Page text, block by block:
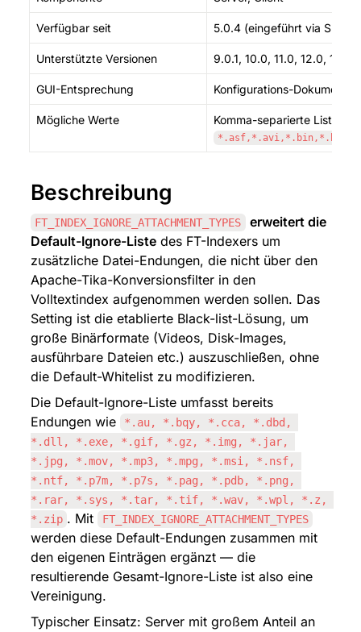
Verfügbar seit 5.0.4 (eingeführt via SPR
Unterstützte Versionen 9.0.1, 10.0, 11.0, 12.0, 14.0,
GUI-Entsprechung Konfigurations-Dokument
Mögliche Werte Komma-separierte Liste
Beschreibung
FT_INDEX_IGNORE_ATTACHMENT_TYPES
erweitert die
Default-Ignore-Liste des FT-Indexers um
zusätzliche Datei-Endungen, die nicht über den
Apache-Tika-Konversionsfilter in den
Volltextindex aufgenommen werden sollen. Das
Setting ist die etablierte Black-list-Lösung, um
große Binärformate (Videos, Disk-Images,
ausführbare Dateien etc.) auszuschließen, ohne
die Default-Whitelist zu modifizieren.
Die Default-Ignore-Liste umfasst bereits
Endungen wie
*.au, *.bqy, *.cca, *.dbd,
*.dll, *.exe, *.gif, *.gz, *.img, *.jar,
*.jpg, *.mov, *.mp3, *.mpg, *.msi, *.nsf,
*.ntf, *.p7m, *.p7s, *.pag, *.pdb, *.png,
*.rar, *.sys, *.tar, *.tif, *.wav, *.wpl, *.z,
*.zip . Mit FT_INDEX_IGNORE_ATTACHMENT_TYPES
werden diese Default-Endungen zusammen mit
den eigenen Einträgen ergänzt — die
resultierende Gesamt-Ignore-Liste ist also eine
Vereinigung.
Typischer Einsatz: Server mit großem Anteil an